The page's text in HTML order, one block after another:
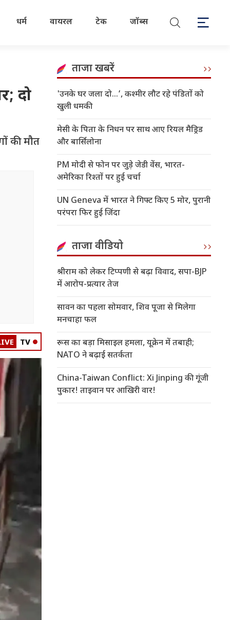
धर्म वायरल टेक जॉब्स
दो
की मौत
TV
ताजा खबरें
'उनके घर जला दो…’, कश्मीर लौट रहे पंडितों को
खुली धमकी
मेसी के पिता के निधन पर साथ आए रियल मैड्रिड
और बार्सिलोना
PM मोदी से फोन पर जुड़े जेडी वेंस, भारत-
अमेरिका रिश्तों पर हुई चर्चा
UN Geneva में भारत ने गिफ्ट किए 5 मोर, पुरानी
परंपरा फिर हुई जिंदा
ताजा वीडियो
श्रीराम को लेकर टिप्पणी से बढ़ा विवाद, सपा-BJP
में आरोप-प्रत्यार तेज
सावन का पहला सोमवार, शिव पूजा से मिलेगा
मनचाहा फल
रूस का बड़ा मिसाइल हमला, यूक्रेन में तबाही;
NATO ने बढ़ाई सतर्कता
China-Taiwan Conflict: Xi Jinping की गूंजी
पुकार! ताइवान पर आखिरी वार!